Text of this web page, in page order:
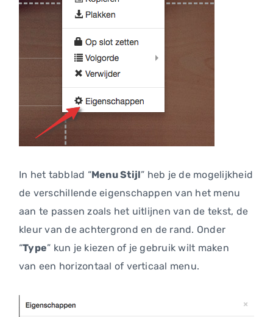
In het tabblad “Menu Stijl” heb je de mogelijkheid
de verschillende eigenschappen van het menu
aan te passen zoals het uitlijnen van de tekst, de
kleur van de achtergrond en de rand. Onder
“Type” kun je kiezen of je gebruik wilt maken
van een horizontaal of verticaal menu.